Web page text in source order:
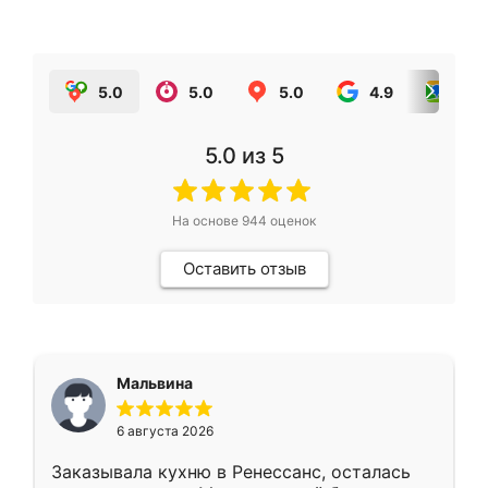
5.0 5.0 5.0 4.9
5.0 из 5
На основе 944 оценок
Оставить отзыв
Мальвина
6 августа 2026
Заказывала кухню в Ренессанс, осталась